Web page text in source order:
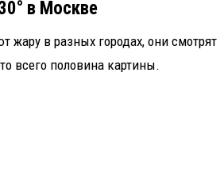
в Москве
жару в разных городах, они смотрят
всего половина картины.